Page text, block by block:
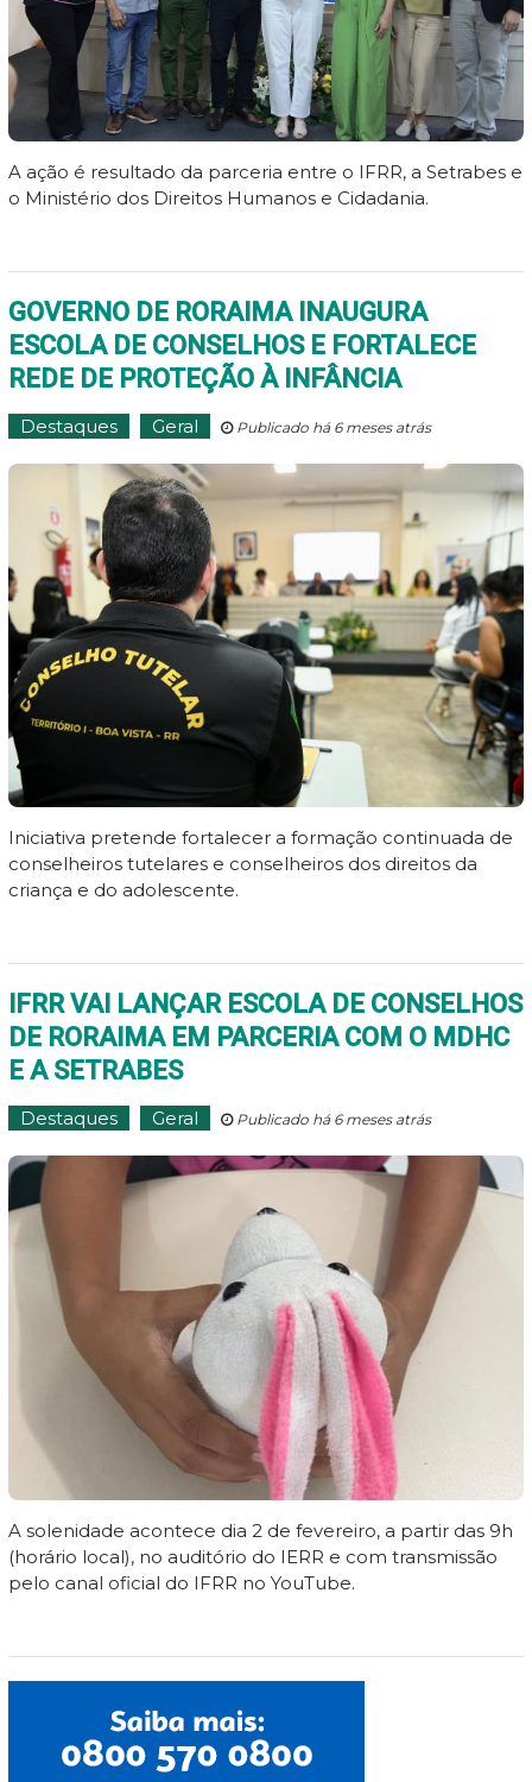
A ação é resultado da parceria entre o IFRR, a Setrabes e
o Ministério dos Direitos Humanos e Cidadania.
GOVERNO DE RORAIMA INAUGURA
ESCOLA DE CONSELHOS E FORTALECE
REDE DE PROTEÇÃO À INFÂNCIA
Destaques Geral Publicado há 6 meses atrás
Iniciativa pretende fortalecer a formação continuada de
conselheiros tutelares e conselheiros dos direitos da
criança e do adolescente.
IFRR VAI LANÇAR ESCOLA DE CONSELHOS
DE RORAIMA EM PARCERIA COM O MDHC
E A SETRABES
Destaques Geral Publicado há 6 meses atrás
A solenidade acontece dia 2 de fevereiro, a partir das 9h
(horário local), no auditório do IERR e com transmissão
pelo canal oficial do IFRR no YouTube.